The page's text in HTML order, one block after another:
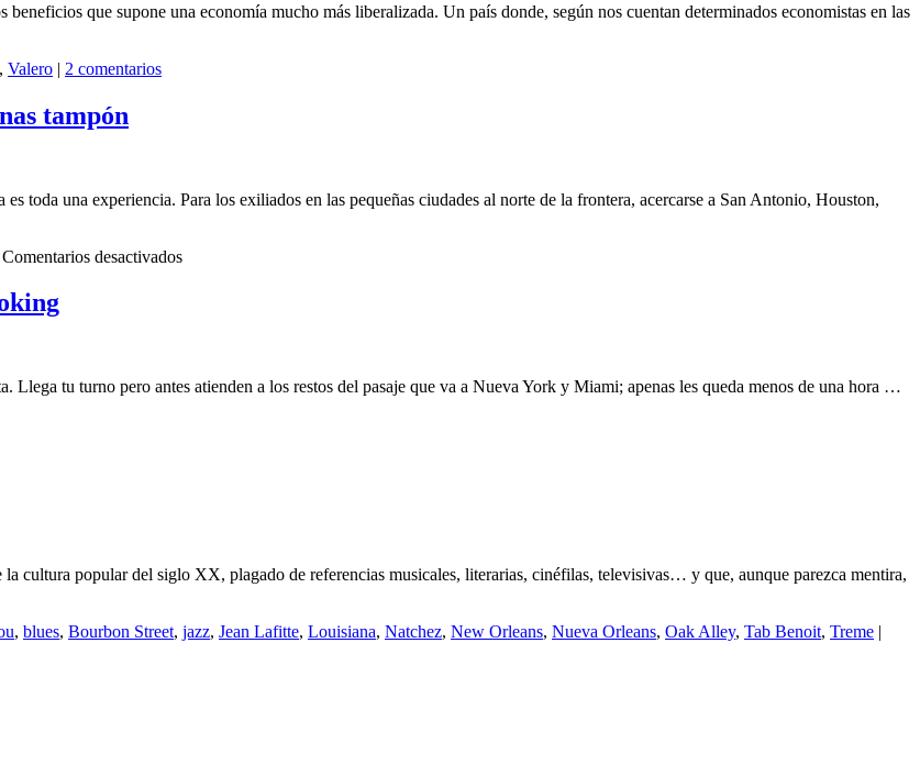
que supone una economía mucho más liberalizada. Un país donde, según nos cuentan determinados economistas en las
, Valero | 2 comentarios
tampón
toda una experiencia. Para los exiliados en las pequeñas ciudades al norte de la frontera, acercarse a San Antonio, Houston,
Comentarios desactivadosen
zonas
Llega tu turno pero antes atienden a los restos del pasaje que va a Nueva York y Miami; apenas les queda menos de una hora …
cultura popular del siglo XX, plagado de referencias musicales, literarias, cinéfilas, televisivas… y que, aunque parezca mentira,
, blues, Bourbon Street, jazz, Jean Lafitte, Louisiana, Natchez, New Orleans, Nueva Orleans, Oak Alley, Tab Benoit, Treme |